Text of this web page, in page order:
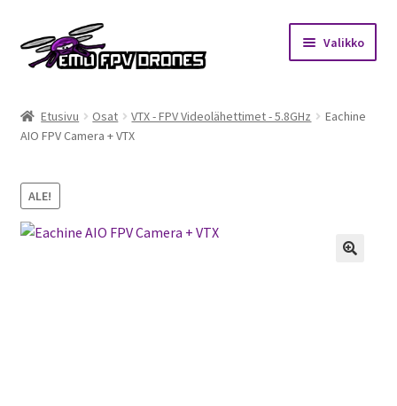
Siirry
navigointiin
Siirry
sisältöön
Valikko
Kauppa
Kuukausihaaste
Säännöt
Etusivu Osat VTX - FPV Videolähettimet - 5.8GHz
Eachine
AIO FPV Camera + VTX
ALE!